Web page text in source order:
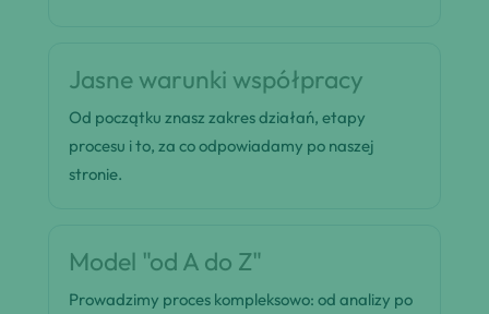
Jasne warunki współpracy
Od początku znasz zakres działań, etapy
procesu i to, za co odpowiadamy po naszej
stronie.
Model "od A do Z"
Prowadzimy proces kompleksowo: od analizy po